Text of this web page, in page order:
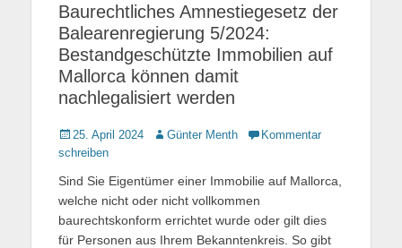
Baurechtliches Amnestiegesetz der
Balearenregierung 5/2024:
Bestandgeschützte Immobilien auf
Mallorca können damit
nachlegalisiert werden
Gepostet
am
25. April 2024 AutorGünter Menth
Kommentar
schreiben
Sind Sie Eigentümer einer Immobilie auf Mallorca,
welche nicht oder nicht vollkommen
baurechtskonform errichtet wurde oder gilt dies
für Personen aus Ihrem Bekanntenkreis. So gibt